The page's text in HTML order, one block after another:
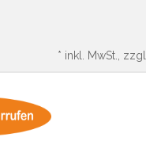
* inkl. MwSt., zzgl.